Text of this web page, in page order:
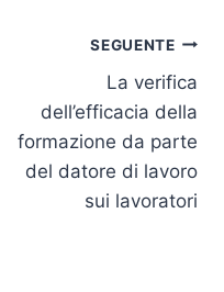
SEGUENTE
La verifica
dell’efficacia della
formazione da parte
del datore di lavoro
sui lavoratori